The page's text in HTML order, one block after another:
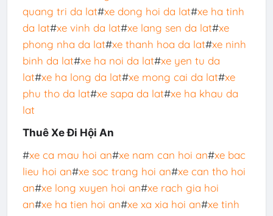
quang tri da lat#xe dong hoi da lat#xe ha tinh
da lat#xe vinh da lat#xe lang sen da lat#xe
phong nha da lat#xe thanh hoa da lat#xe ninh
binh da lat#xe ha noi da lat#xe yen tu da
lat#xe ha long da lat#xe mong cai da lat#xe
phu tho da lat#xe sapa da lat#xe ha khau da
lat
Thuê Xe Đi Hội An
#xe ca mau hoi an#xe nam can hoi an#xe bac
lieu hoi an#xe soc trang hoi an#xe can tho hoi
an#xe long xuyen hoi an#xe rach gia hoi
an#xe ha tien hoi an#xe xa xia hoi an#xe tinh